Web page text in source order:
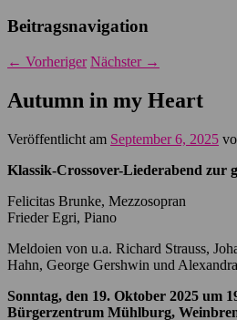
Beitragsnavigation
← Vorheriger Nächster →
Autumn in my Heart
Veröffentlicht am September 6, 2025
Klassik-Crossover-Liederabend zur
Felicitas Brunke, Mezzosopran
Frieder Egri, Piano
Meldoien von u.a. Richard Strauss,
Hahn, George Gershwin und Alexandra
Sonntag, den 19. Oktober 2025 um
Bürgerzentrum Mühlburg,